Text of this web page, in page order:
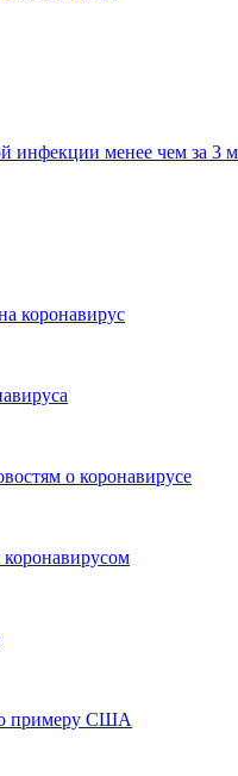
менее чем за 3
коронавирус
о коронавирусе
примеру США